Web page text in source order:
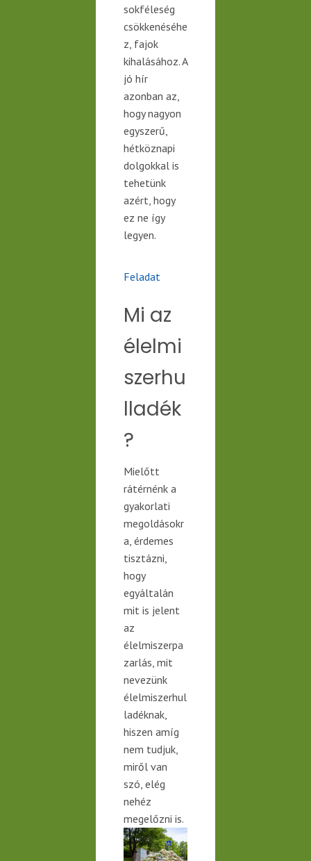
sokféleség
csökkenéséhe
z, fajok
kihalásához. A
jó hír
azonban az,
hogy nagyon
egyszerű,
hétköznapi
dolgokkal is
tehetünk
azért, hogy
ez ne így
legyen.
Feladat
Mi az
élelmi
szerhu
lladék
?
Mielőtt
rátérnénk a
gyakorlati
megoldásokr
a, érdemes
tisztázni,
hogy
egyáltalán
mit is jelent
az
élelmiszerpa
zarlás, mit
nevezünk
élelmiszerhul
ladéknak,
hiszen amíg
nem tudjuk,
miről van
szó, elég
nehéz
megelőzni is.